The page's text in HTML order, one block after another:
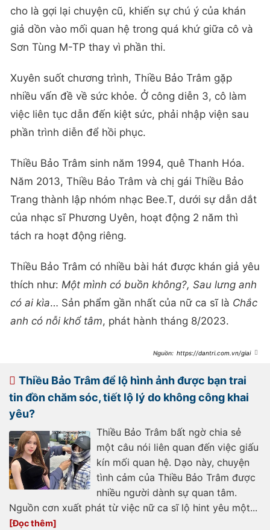
cho là gợi lại chuyện cũ, khiến sự chú ý của khán
giả dồn vào mối quan hệ trong quá khứ giữa cô và
Sơn Tùng M-TP thay vì phần thi.
Xuyên suốt chương trình, Thiều Bảo Trâm gặp
nhiều vấn đề về sức khỏe. Ở công diễn 3, cô làm
việc liên tục dẫn đến kiệt sức, phải nhập viện sau
phần trình diễn để hồi phục.
Thiều Bảo Trâm sinh năm 1994, quê Thanh Hóa.
Năm 2013, Thiều Bảo Trâm và chị gái Thiều Bảo
Trang thành lập nhóm nhạc Bee.T, dưới sự dẫn dắt
của nhạc sĩ Phương Uyên, hoạt động 2 năm thì
tách ra hoạt động riêng.
Thiều Bảo Trâm có nhiều bài hát được khán giả yêu
thích như: Một mình có buồn không?, Sau lưng anh
có ai kìa… Sản phẩm gần nhất của nữ ca sĩ là Chắc
anh có nỗi khổ tâm, phát hành tháng 8/2023.
https://dantri.com.vn/giai-
dep-20250108000823621.htm
Thiều Bảo Trâm để lộ hình ảnh được bạn trai
tin đồn chăm sóc, tiết lộ lý do không công khai
yêu?
Thiều Bảo Trâm bất ngờ chia sẻ
một câu nói liên quan đến việc giấu
kín mối quan hệ. Dạo này, chuyện
tình cảm của Thiều Bảo Trâm được
nhiều người dành sự quan tâm.
Nguồn cơn xuất phát từ việc nữ ca sĩ lộ hint yêu một...